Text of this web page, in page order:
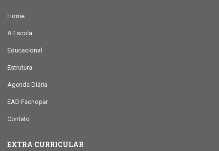
Home
A Escola
Educacional
Estrutura
Agenda Diária
EAD Facnopar
Contato
EXTRA CURRICULAR